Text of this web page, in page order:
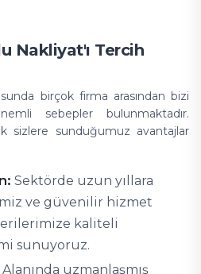
Nakliyat'ı Tercih
birçok firma arasından bizi
sebepler bulunmaktadır.
sizlere sunduğumuz avantajlar
Sektörde uzun yıllara
ve güvenilir hizmet
kaliteli
sunuyoruz.
Alanında uzmanlaşmış